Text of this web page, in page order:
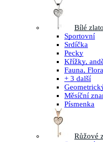
Bílé zlato
Sportovní
Srdíčka
Pecky
Křížky,
Fauna, Flora
+ 3 další
Měsíční
Písmenka
Růžové